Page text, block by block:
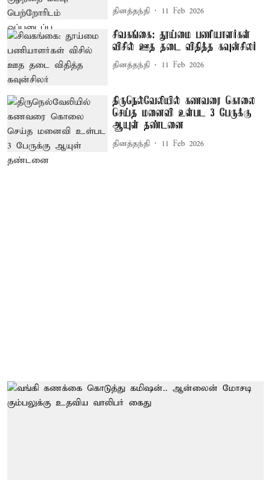
தினத்தந்தி 11 Feb 2026
சிவகங்கை: தூய்மை பணியாளர்கள்
விசில் ஊத தடை விதித்த கவுன்சிலர்
தினத்தந்தி 11 Feb 2026
திருநெல்வேலியில் கணவரை கொலை
செய்த மனைவி உள்பட 3 பேருக்கு
ஆயுள் தண்டனை
தினத்தந்தி 11 Feb 2026